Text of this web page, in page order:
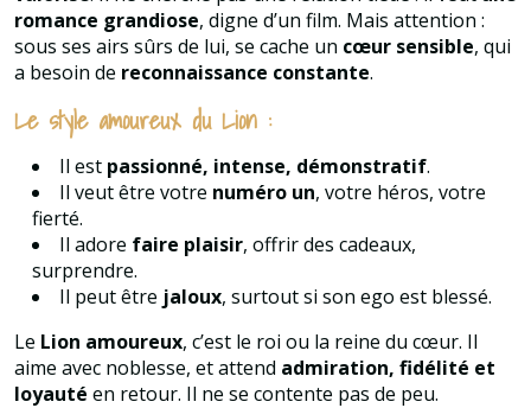
romance grandiose, digne d’un film. Mais attention :
sous ses airs sûrs de lui, se cache un cœur sensible, qui
a besoin de reconnaissance constante.
Le style amoureux du Lion :
Il est passionné, intense, démonstratif.
Il veut être votre numéro un, votre héros, votre
fierté.
Il adore faire plaisir, offrir des cadeaux,
surprendre.
Il peut être jaloux, surtout si son ego est blessé.
Le Lion amoureux, c’est le roi ou la reine du cœur. Il
aime avec noblesse, et attend admiration, fidélité et
loyauté en retour. Il ne se contente pas de peu.